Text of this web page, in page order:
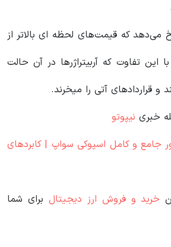
می‌دهد که قیمت‌های لحظه ای بالاتر از
این تفاوت که آربیتراژرها در آن حالت
و قراردادهای آتی را میخرند.
خبری نیپوتو
جامع و کامل اسپوکی سواپ | کابردهای
خرید و فروش ارز دیجیتال برای شما